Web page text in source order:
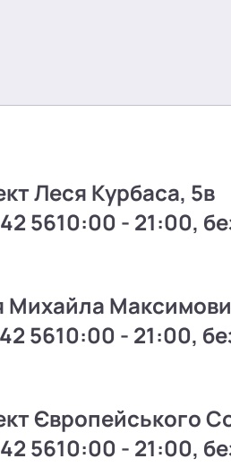
Леся Курбаса, 5в
5610:00 - 21:00,
Михайла
5610:00 - 21:00,
Європейського
5610:00 - 21:00,